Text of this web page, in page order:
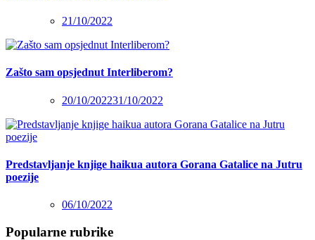
21/10/2022
Zašto sam opsjednut Interliberom?
20/10/202231/10/2022
Predstavljanje knjige haikua autora Gorana Gatalice na Jutru
poezije
06/10/2022
Popularne rubrike